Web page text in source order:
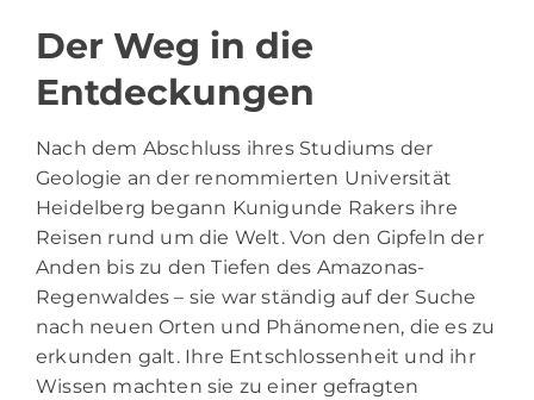
Der Weg in die
Entdeckungen
Nach dem Abschluss ihres Studiums der
Geologie an der renommierten Universität
Heidelberg begann Kunigunde Rakers ihre
Reisen rund um die Welt. Von den Gipfeln der
Anden bis zu den Tiefen des Amazonas-
Regenwaldes – sie war ständig auf der Suche
nach neuen Orten und Phänomenen, die es zu
erkunden galt. Ihre Entschlossenheit und ihr
Wissen machten sie zu einer gefragten